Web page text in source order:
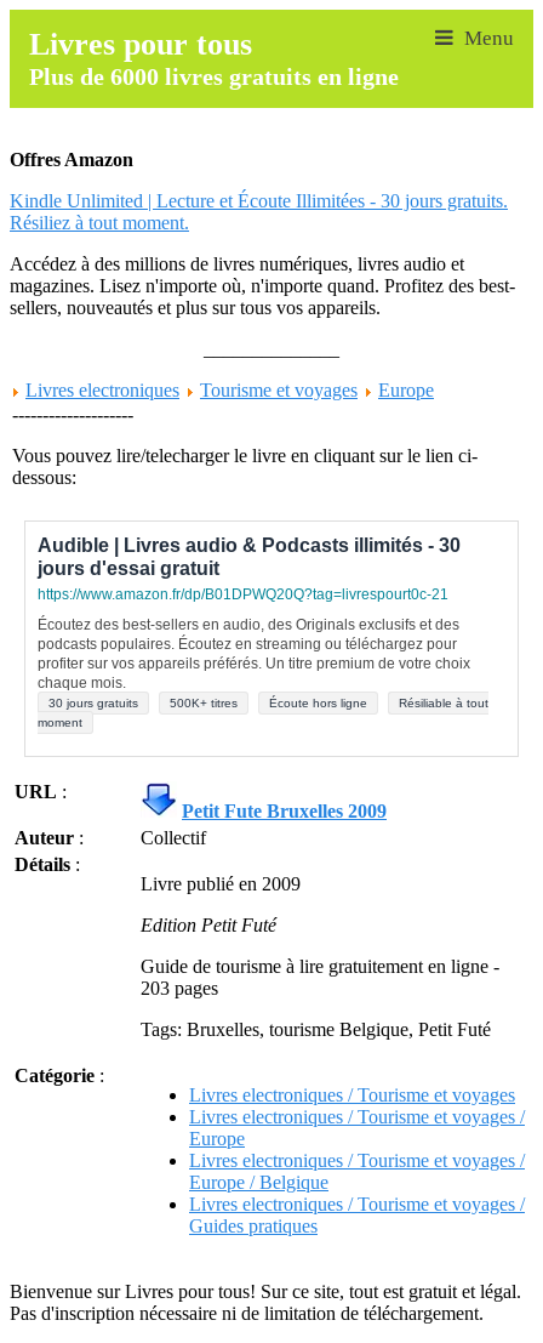
Livres pour tous
Plus de 6000 livres gratuits en ligne
Offres Amazon
Kindle Unlimited | Lecture et Écoute Illimitées - 30 jours gratuits.
Résiliez à tout moment.
Accédez à des millions de livres numériques, livres audio et
magazines. Lisez n'importe où, n'importe quand. Profitez des best-
sellers, nouveautés et plus sur tous vos appareils.
Livres electroniques
Tourisme et voyages
Europe
--------------------
Vous pouvez lire/telecharger le livre en cliquant sur le lien ci-
dessous:
Audible | Livres audio & Podcasts illimités - 30
jours d'essai gratuit
https://www.amazon.fr/dp/B01DPWQ20Q?tag=livrespourt0c-21
Écoutez des best-sellers en audio, des Originals exclusifs et des
podcasts populaires. Écoutez en streaming ou téléchargez pour
profiter sur vos appareils préférés. Un titre premium de votre choix
chaque mois.
30 jours gratuits 500K+ titres Écoute hors ligne
Résiliable à tout
moment
URL :
Petit Fute Bruxelles 2009
Auteur :
Collectif
Détails :
Livre publié en 2009
Edition Petit Futé
Guide de tourisme à lire gratuitement en ligne -
203 pages
Tags: Bruxelles, tourisme Belgique, Petit Futé
Catégorie :
Livres electroniques / Tourisme et voyages
Livres electroniques / Tourisme et voyages /
Europe
Livres electroniques / Tourisme et voyages /
Europe / Belgique
Livres electroniques / Tourisme et voyages /
Guides pratiques
Bienvenue sur Livres pour tous! Sur ce site, tout est gratuit et légal.
Pas d'inscription nécessaire ni de limitation de téléchargement.